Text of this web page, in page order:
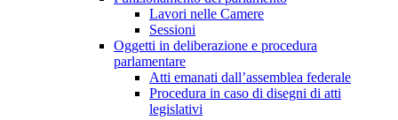
Lavori nelle Camere
Sessioni
Oggetti in deliberazione e procedura
parlamentare
Atti emanati dall’assemblea federale
Procedura in caso di disegni di atti
legislativi